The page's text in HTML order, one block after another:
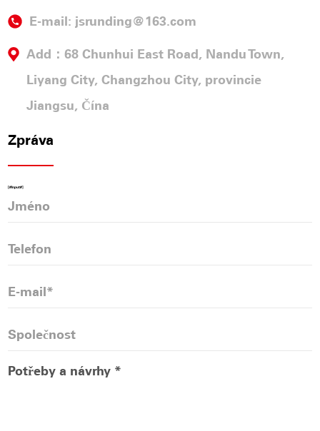
E-mail: jsrunding@163.com
Add：68 Chunhui East Road, Nandu Town,
Liyang City, Changzhou City, provincie
Jiangsu, Čína
Zpráva
[#Input#]